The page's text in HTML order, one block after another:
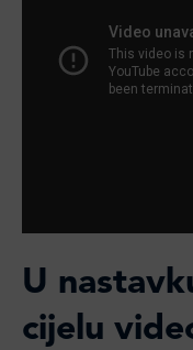
U
cijelu